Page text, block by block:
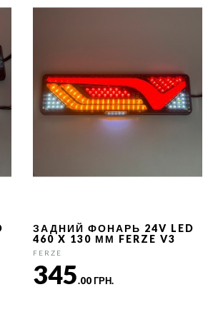
ЗАДНИЙ ФОНАРЬ 24V LED
460 X 130 ММ FERZE V3
FERZE
345.00 ГРН.